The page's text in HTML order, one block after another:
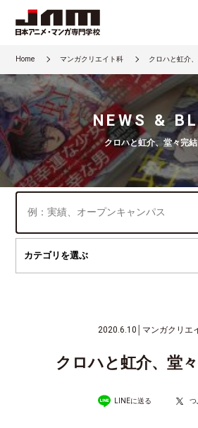
Home マンガクリエイト科 クロハと虹介
NEWS &
クロハと虹介、堂々完
2020.6.10 マンガクリエ
クロハと虹介、堂々
LINEに送る つ